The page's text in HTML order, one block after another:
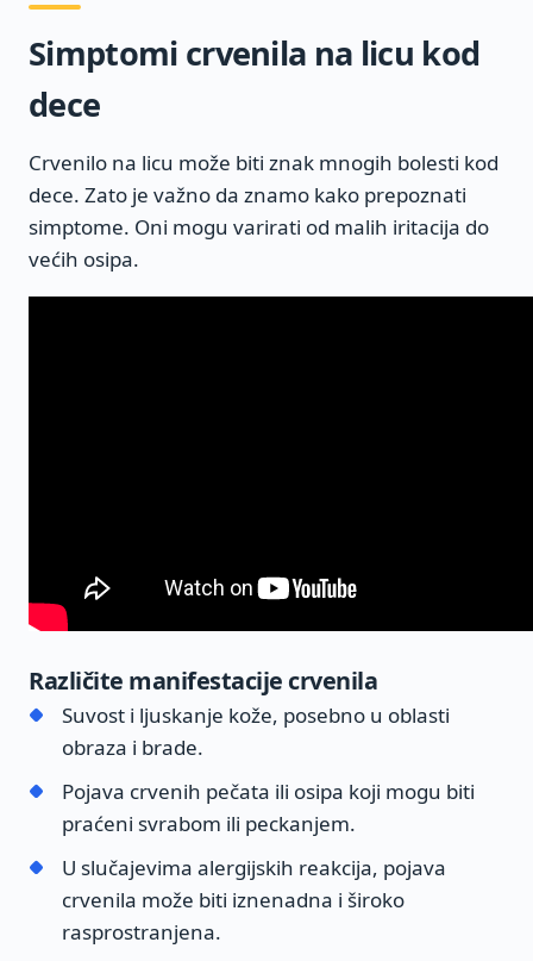
Simptomi crvenila na licu kod
dece
Crvenilo na licu može biti znak mnogih bolesti kod
dece. Zato je važno da znamo kako prepoznati
simptome. Oni mogu varirati od malih iritacija do
većih osipa.
Različite manifestacije crvenila
Suvost i ljuskanje kože, posebno u oblasti
obraza i brade.
Pojava crvenih pečata ili osipa koji mogu biti
praćeni svrabom ili peckanjem.
U slučajevima alergijskih reakcija, pojava
crvenila može biti iznenadna i široko
rasprostranjena.